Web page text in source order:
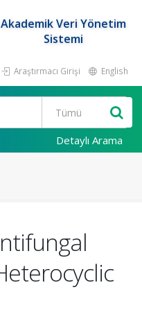
Akademik Veri Yönetim
Sistemi
Araştırmacı Girişi English
Detaylı Arama